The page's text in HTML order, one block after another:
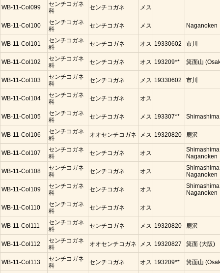
WB-11-Col099
センチコガネ
科
センチコガネ メス
WB-11-Col100
センチコガネ
科
センチコガネ メス Naganoken
WB-11-Col101
センチコガネ
科
センチコガネ オス 19330602 市川
WB-11-Col102
センチコガネ
科
センチコガネ オス 193209** 箕面山
WB-11-Col103
センチコガネ
科
センチコガネ メス 19330602 市川
WB-11-Col104
センチコガネ
科
センチコガネ オス
WB-11-Col105
センチコガネ
科
センチコガネ メス 193307** Shimashima
WB-11-Col106
センチコガネ
科
オオセンチコガネ メス 19320820 鹿沢
WB-11-Col107
センチコガネ
科
センチコガネ オス
Shimashima
Naganoken
WB-11-Col108
センチコガネ
科
センチコガネ オス
Shimashima
Naganoken
WB-11-Col109
センチコガネ
科
センチコガネ オス
Shimashima
Naganoken
WB-11-Col110
センチコガネ
科
センチコガネ オス
WB-11-Col111
センチコガネ
科
センチコガネ メス 19320820 鹿沢
WB-11-Col112
センチコガネ
科
オオセンチコガネ メス 19320827 箕面 (大阪)
WB-11-Col113
センチコガネ
科
センチコガネ オス 193209** 箕面山